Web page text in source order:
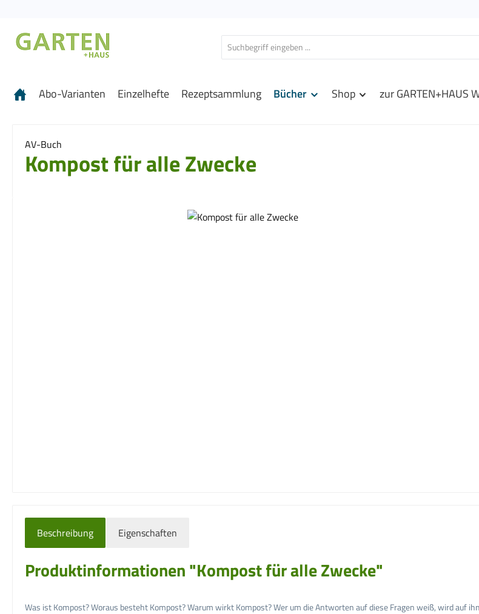
Abo-Varianten Einzelhefte Rezeptsammlung Bücher Shop zur GARTEN+HAUS
AV-Buch
Kompost für alle Zwecke
Beschreibung Eigenschaften
Produktinformationen "Kompost für alle Zwecke"
Was ist Kompost? Woraus besteht Kompost? Warum wirkt Kompost? Wer um die Antworten auf diese Fragen weiß, wird auf